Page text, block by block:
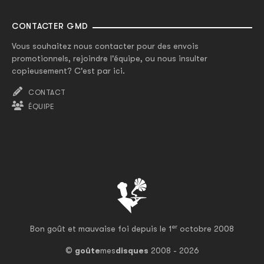
Bon goût et mauvaise foi depuis le 1er octobre 2008
© goûtemesdisques 2008 - 2026
CONTACTER GMD
Vous souhaitez nous contacter pour des envois
promotionnels, rejoindre l'équipe, ou nous insulter
copieusement? C'est par ici.
CONTACT
ÉQUIPE